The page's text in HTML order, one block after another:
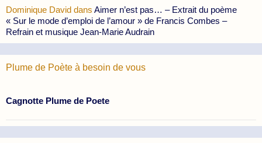
Dominique David dans Aimer n’est pas… – Extrait du poème
« Sur le mode d’emploi de l’amour » de Francis Combes –
Refrain et musique Jean-Marie Audrain
Plume de Poète à besoin de vous
Cagnotte Plume de Poete